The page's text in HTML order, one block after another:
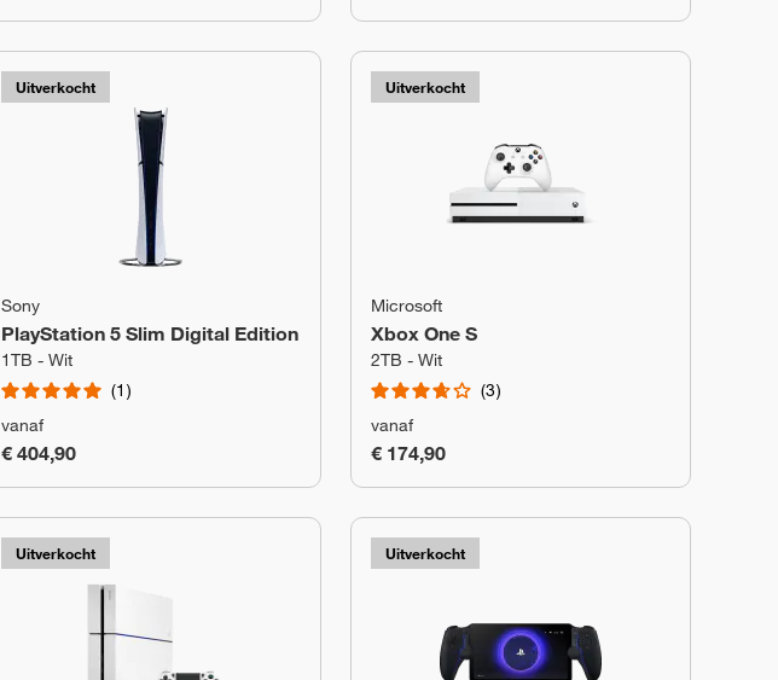
Uitverkocht
Sony
PlayStation 5 Slim Digital Edition
1TB - Wit
1
vanaf
€ 404,90
Uitverkocht
Microsoft
Xbox One S
2TB - Wit
3
vanaf
€ 174,90
Uitverkocht Uitverkocht